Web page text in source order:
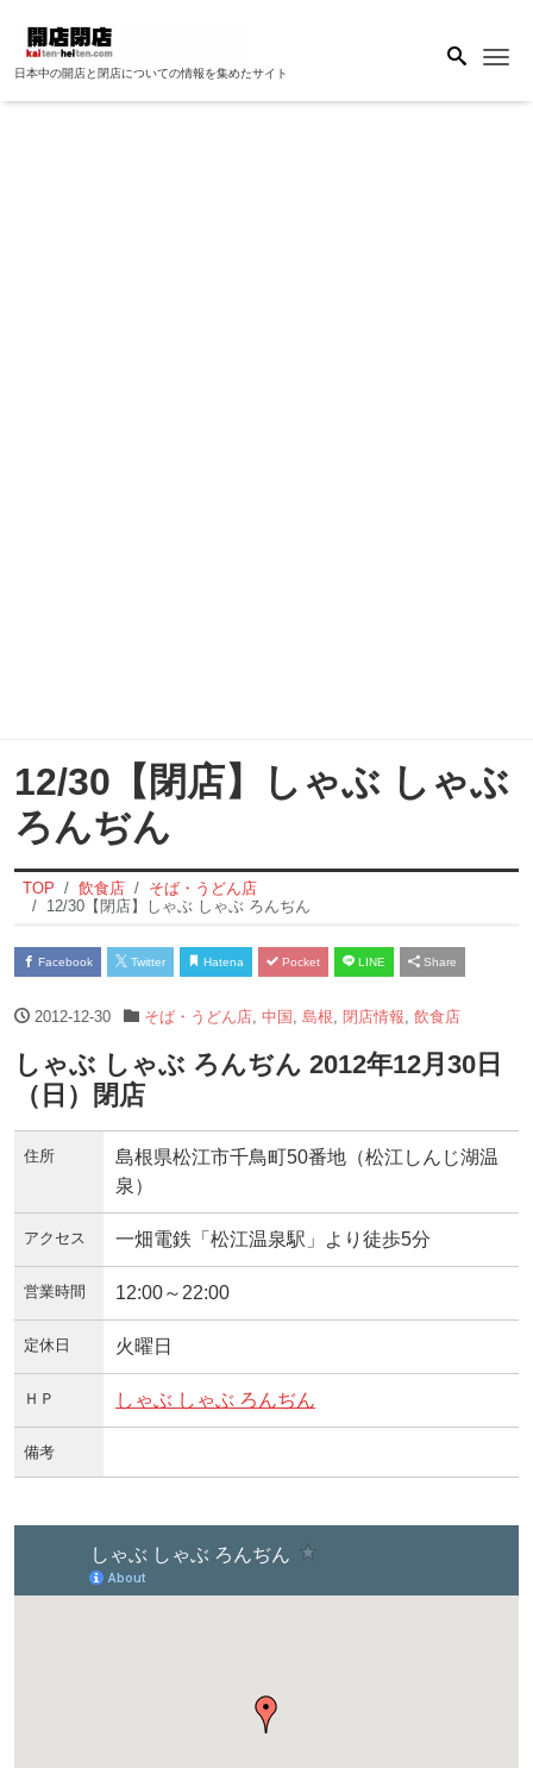
日本中の開店と閉店についての情報を集めたサイト
12/30【閉店】しゃぶ しゃぶ
ろんぢん
TOP 飲食店
そば・うどん店
12/30【閉店】しゃぶ しゃぶ ろんぢん
Facebook Twitter Hatena Pocket LINE Share
2012-12-30 そば・うどん店, 中国 島根 閉店情報 飲食店
しゃぶ しゃぶ ろんぢん 2012年12月30日
（日）閉店
住所
島根県松江市千鳥町50番地（松江しんじ湖温
泉）
アクセス 一畑電鉄「松江温泉駅」より徒歩5分
営業時間 12:00～22:00
定休日 火曜日
ＨＰ しゃぶ しゃぶ ろんぢん
備考